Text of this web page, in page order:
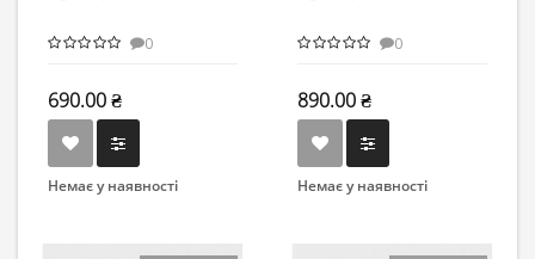
0
690.00 ₴
Немає у наявності
0
890.00 ₴
Немає у наявності